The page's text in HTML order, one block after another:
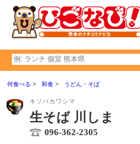
何食べる 和食 うどん・そば
キソバカワシマ
生そば 川しま
096-362-2305